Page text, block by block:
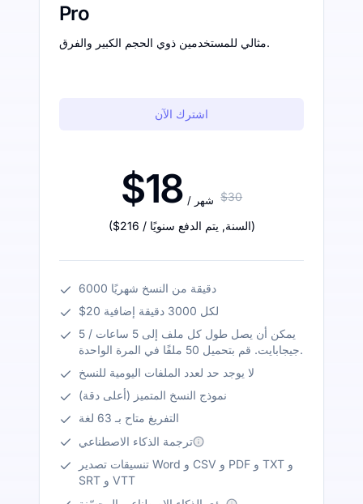
Pro
مثالي للمستخدمين ذوي الحجم الكبير والفرق.
اشترك الآن
$18 / شهر $30
($216 / السنة, يتم الدفع سنويًا )
6000 دقيقة من النسخ شهريًا
$20 لكل 3000 دقيقة إضافية
يمكن أن يصل طول كل ملف إلى 5 ساعات / 5
جيجابايت. قم بتحميل 50 ملفًا في المرة الواحدة.
لا يوجد حد لعدد الملفات اليومية للنسخ
نموذج النسخ المتميز (أعلى دقة)
التفريغ متاح بـ 63 لغة
ترجمة الذكاء الاصطناعي
تنسيقات تصدير Word و CSV و PDF و TXT و
SRT و VTT